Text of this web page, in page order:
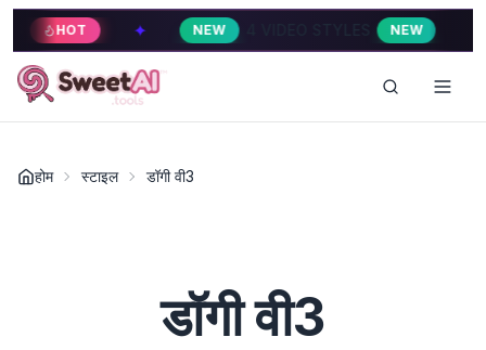
✦ NEW 4 VIDEO STYLES NEW ✦
होम स्टाइल डॉगी वी3
डॉगी वी3